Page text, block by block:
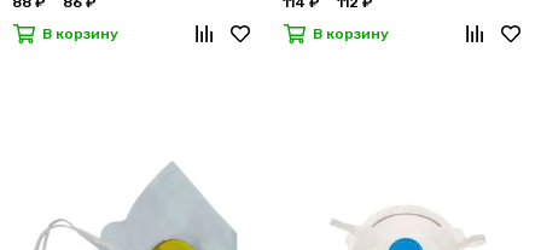
В корзину
В корзину